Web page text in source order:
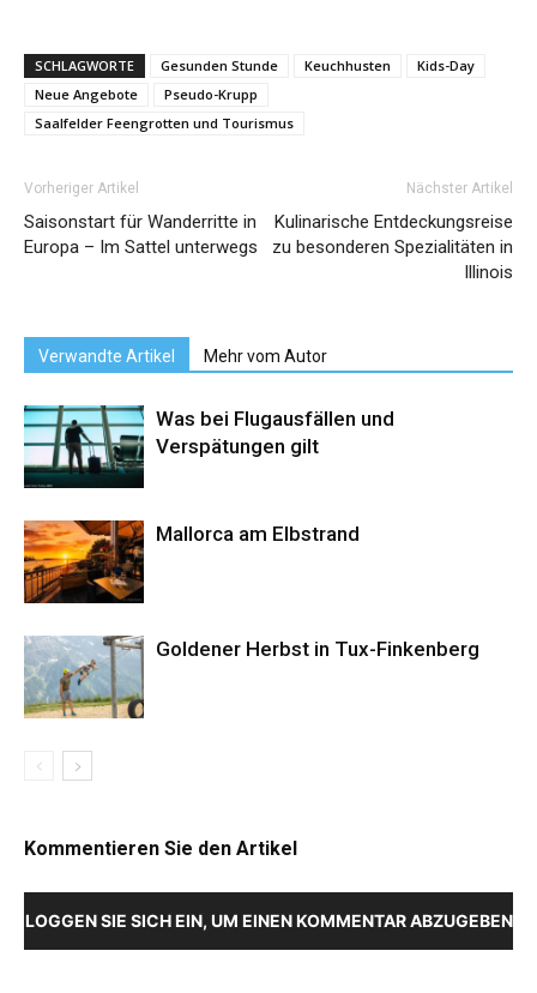
SCHLAGWORTE Gesunden Stunde Keuchhusten
Kids-Day
Neue Angebote
Pseudo-Krupp
Saalfelder Feengrotten und Tourismus
Vorheriger Artikel
Saisonstart für Wanderritte in
Europa – Im Sattel unterwegs
Nächster Artikel
Kulinarische Entdeckungsreise
zu besonderen Spezialitäten in
Illinois
Verwandte Artikel Mehr vom Autor
Was bei Flugausfällen und
Verspätungen gilt
Mallorca am Elbstrand
Goldener Herbst in Tux-Finkenberg
Kommentieren Sie den Artikel
LOGGEN SIE SICH EIN, UM EINEN KOMMENTAR ABZUGEBEN